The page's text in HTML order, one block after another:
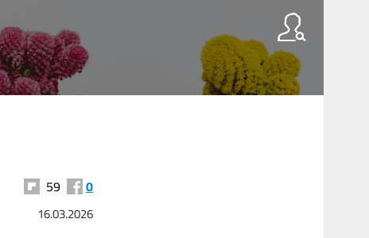
59 0
16.03.2026